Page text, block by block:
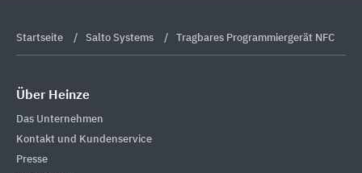
Startseite Salto Systems Tragbares Programmiergerät NFC
Über Heinze
Das Unternehmen
Kontakt und Kundenservice
Presse